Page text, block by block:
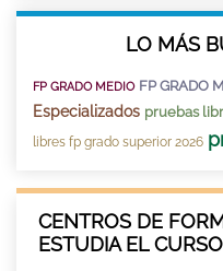
LO MÁS
FP GRADO MEDIO FP GRADO
Especializados pruebas
libres fp grado superior 2026
CENTROS DE
ESTUDIA EL CURSO